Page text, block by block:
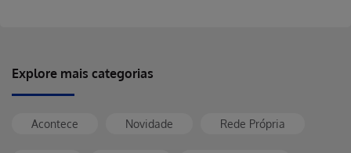
Explore mais categorias
Acontece Novidade Rede Própria